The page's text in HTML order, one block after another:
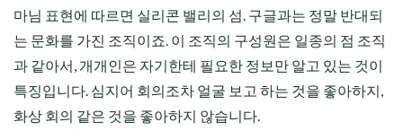
마님 표현에 따르면 실리콘 밸리의 섬. 구글과는 정말 반대되
는 문화를 가진 조직이죠. 이 조직의 구성원은 일종의 점 조직
과 같아서, 개개인은 자기한테 필요한 정보만 알고 있는 것이
특징입니다. 심지어 회의조차 얼굴 보고 하는 것을 좋아하지,
화상 회의 같은 것을 좋아하지 않습니다.